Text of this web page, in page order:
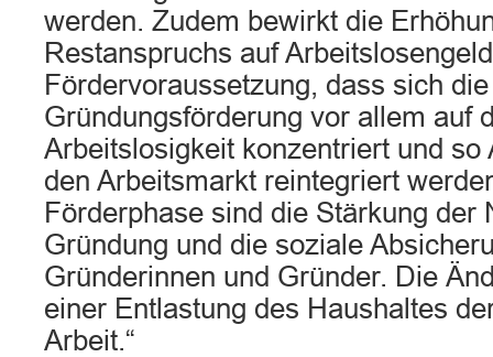
werden. Zudem bewirkt die
Restanspruchs auf
Fördervoraussetzung, dass sich die
Gründungsförderung vor allem auf
Arbeitslosigkeit konzentriert und so
den Arbeitsmarkt reintegriert
Förderphase sind die Stärkung der
Gründung und die soziale
Gründerinnen und Gründer. Die
einer Entlastung des Haushaltes
Arbeit.“